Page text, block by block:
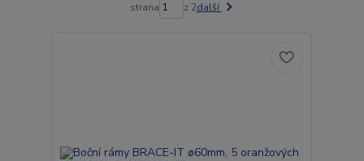
strana z 2další